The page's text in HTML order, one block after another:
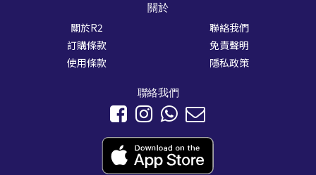
關於
關於R2
聯絡我們
訂購條款
免責聲明
使用條款
隱私政策
聯絡我們